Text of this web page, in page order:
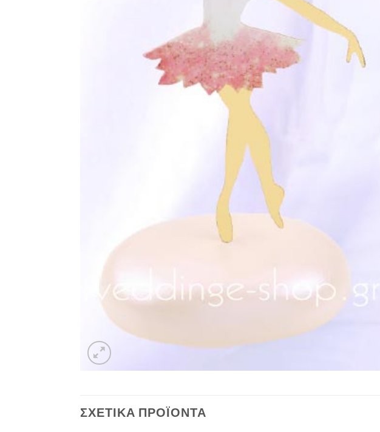
ΣΧΕΤΙΚΆ ΠΡΟΪΌΝΤΑ